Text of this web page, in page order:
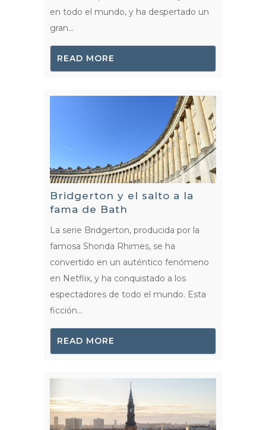
en todo el mundo, y ha despertado un
gran...
READ MORE
Bridgerton y el salto a la
fama de Bath
La serie Bridgerton, producida por la
famosa Shonda Rhimes, se ha
convertido en un auténtico fenómeno
en Netflix, y ha conquistado a los
espectadores de todo el mundo. Esta
ficción...
READ MORE